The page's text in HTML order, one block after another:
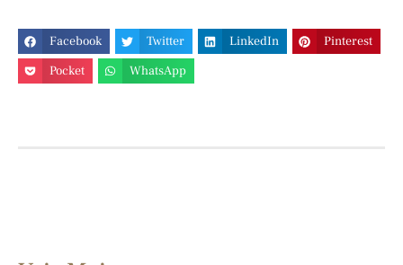
Facebook Twitter LinkedIn
Pinterest
Pocket
WhatsApp